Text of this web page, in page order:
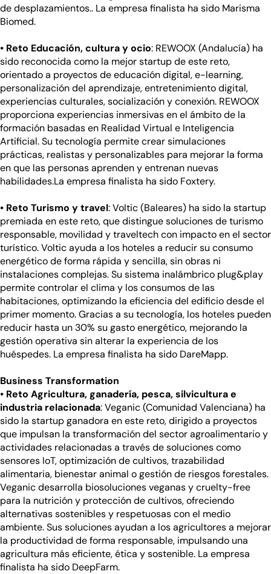
de desplazamientos.. La empresa finalista ha sido Marisma
Biomed.
• Reto Educación, cultura y ocio: REWOOX (Andalucía) ha
sido reconocida como la mejor startup de este reto,
orientado a proyectos de educación digital, e-learning,
personalización del aprendizaje, entretenimiento digital,
experiencias culturales, socialización y conexión. REWOOX
proporciona experiencias inmersivas en el ámbito de la
formación basadas en Realidad Virtual e Inteligencia
Artificial. Su tecnología permite crear simulaciones
prácticas, realistas y personalizables para mejorar la forma
en que las personas aprenden y entrenan nuevas
habilidades.La empresa finalista ha sido Foxtery.
• Reto Turismo y travel: Voltic (Baleares) ha sido la startup
premiada en este reto, que distingue soluciones de turismo
responsable, movilidad y traveltech con impacto en el sector
turístico. Voltic ayuda a los hoteles a reducir su consumo
energético de forma rápida y sencilla, sin obras ni
instalaciones complejas. Su sistema inalámbrico plug&play
permite controlar el clima y los consumos de las
habitaciones, optimizando la eficiencia del edificio desde el
primer momento. Gracias a su tecnología, los hoteles pueden
reducir hasta un 30% su gasto energético, mejorando la
gestión operativa sin alterar la experiencia de los
huéspedes. La empresa finalista ha sido DareMapp.
Business Transformation
• Reto Agricultura, ganadería, pesca, silvicultura e
industria relacionada: Veganic (Comunidad Valenciana) ha
sido la startup ganadora en este reto, dirigido a proyectos
que impulsan la transformación del sector agroalimentario y
actividades relacionadas a través de soluciones como
sensores IoT, optimización de cultivos, trazabilidad
alimentaria, bienestar animal o gestión de riesgos forestales.
Veganic desarrolla biosoluciones veganas y cruelty-free
para la nutrición y protección de cultivos, ofreciendo
alternativas sostenibles y respetuosas con el medio
ambiente. Sus soluciones ayudan a los agricultores a mejorar
la productividad de forma responsable, impulsando una
agricultura más eficiente, ética y sostenible. La empresa
finalista ha sido DeepFarm.